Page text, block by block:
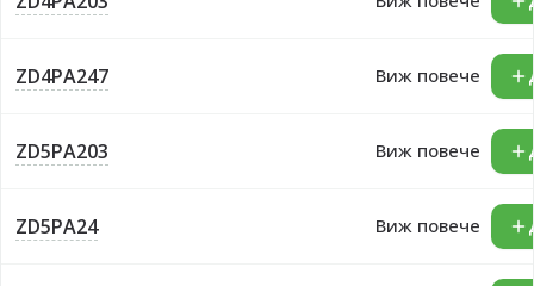
ZD4PA247 Виж повече
ZD5PA203 Виж повече
ZD5PA24 Виж повече